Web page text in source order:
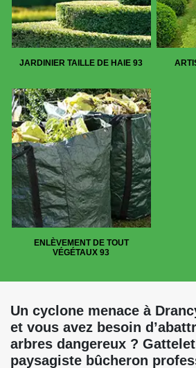
JARDINIER TAILLE DE HAIE 93
ENLÈVEMENT DE TOUT
VÉGÉTAUX 93
Un cyclone menace à
et vous avez besoin
arbres dangereux ?
paysagiste bûcheron